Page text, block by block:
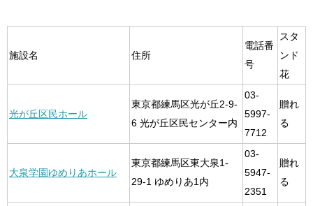
施設名 住所
電話番
号
スタ
ンド
花
光が丘区民ホール
東京都練馬区光が丘2-9-
6 光が丘区民センター内
03-
5997-
7712
贈れ
る
大泉学園ゆめりあホール
東京都練馬区東大泉1-
29-1 ゆめりあ1内
03-
5947-
2351
贈れ
る